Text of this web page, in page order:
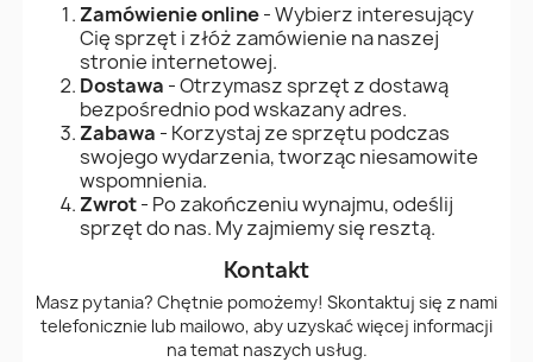
Zamówienie online- Wybierz interesujący
Cię sprzęt i złóż zamówienie na naszej
stronie internetowej.
Dostawa - Otrzymasz sprzęt z dostawą
bezpośrednio pod wskazany adres.
Zabawa - Korzystaj ze sprzętu podczas
swojego wydarzenia, tworząc niesamowite
wspomnienia.
Zwrot- Po zakończeniu wynajmu, odeślij
sprzęt do nas. My zajmiemy się resztą.
Kontakt
Masz pytania? Chętnie pomożemy! Skontaktuj się z nami
telefonicznie lub mailowo, aby uzyskać więcej informacji
na temat naszych usług.